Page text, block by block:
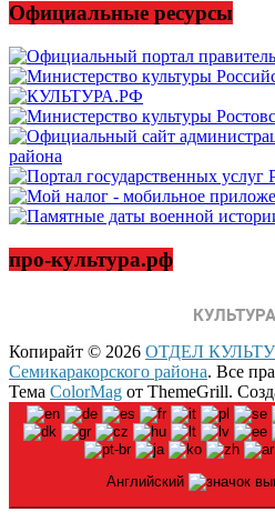
Официальные ресурсы
про-культура.рф
Копирайт © 2026 ОТДЕЛ
Семикаракорского района. Все
Тема ColorMag от ThemeGrill.
Английский